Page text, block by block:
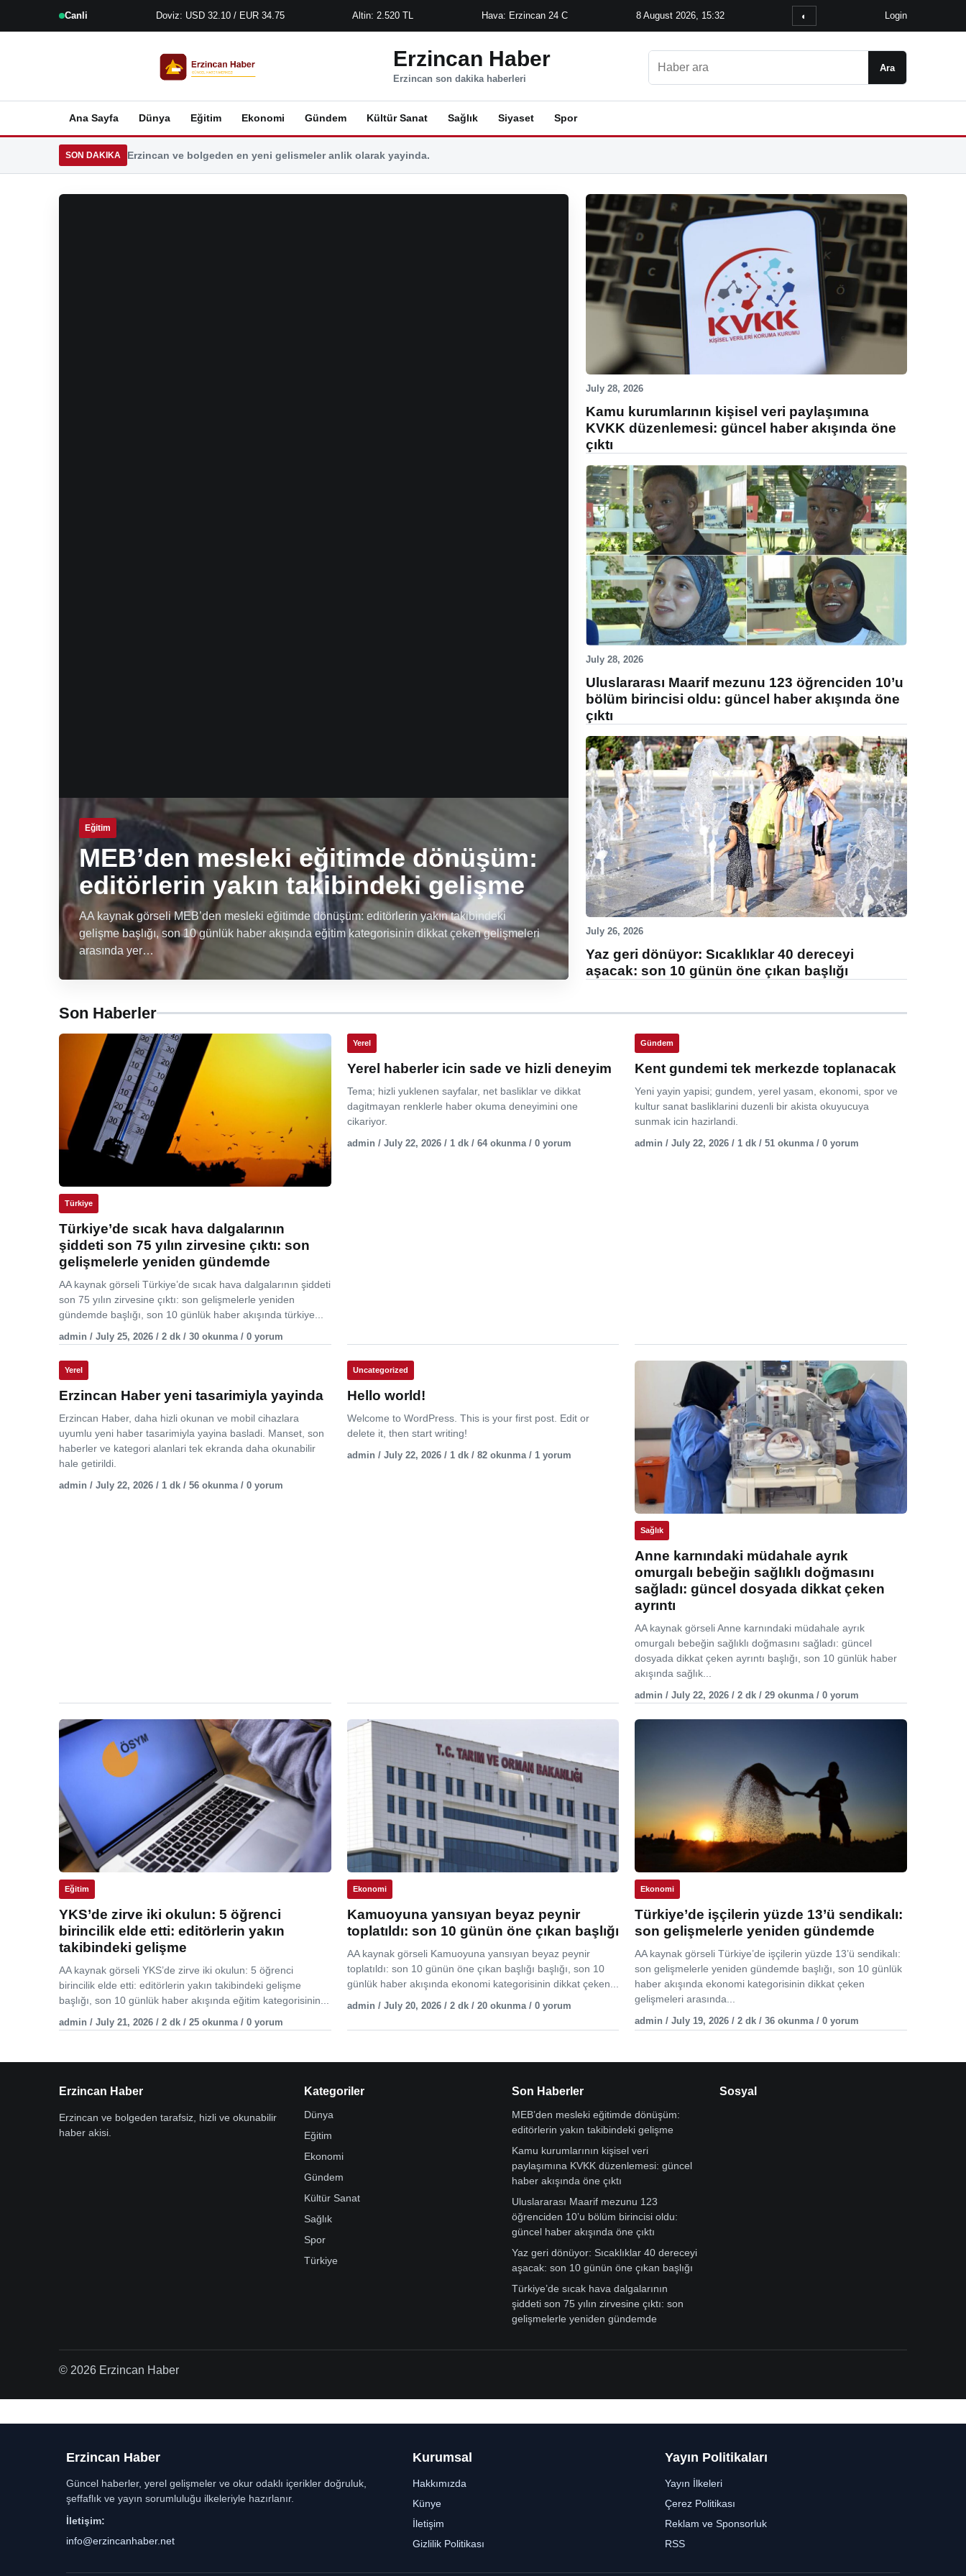
Canli Doviz: USD 32.10 / EUR 34.75 Altin: 2.520 TL Hava: Erzincan 24 C 8 August 2026, 15:32 ◐ Login
Erzincan Haber
Erzincan son dakika haberleri
Ara
Ana Sayfa Dünya Eğitim Ekonomi Gündem Kültür Sanat Sağlık Siyaset Spor
SON DAKIKA Erzincan ve bolgeden en yeni gelismeler anlik olarak yayinda.
Eğitim
MEB’den mesleki eğitimde dönüşüm:
editörlerin yakın takibindeki gelişme
AA kaynak görseli MEB’den mesleki eğitimde dönüşüm: editörlerin yakın takibindeki
gelişme başlığı, son 10 günlük haber akışında eğitim kategorisinin dikkat çeken gelişmeleri
arasında yer…
July 28, 2026
Kamu kurumlarının kişisel veri paylaşımına
KVKK düzenlemesi: güncel haber akışında öne
çıktı
July 28, 2026
Uluslararası Maarif mezunu 123 öğrenciden 10’u
bölüm birincisi oldu: güncel haber akışında öne
çıktı
July 26, 2026
Yaz geri dönüyor: Sıcaklıklar 40 dereceyi
aşacak: son 10 günün öne çıkan başlığı
Son Haberler
Türkiye
Türkiye’de sıcak hava dalgalarının
şiddeti son 75 yılın zirvesine çıktı: son
gelişmelerle yeniden gündemde
AA kaynak görseli Türkiye’de sıcak hava dalgalarının şiddeti
son 75 yılın zirvesine çıktı: son gelişmelerle yeniden
gündemde başlığı, son 10 günlük haber akışında türkiye...
admin / July 25, 2026 / 2 dk / 30 okunma / 0 yorum
Yerel
Yerel haberler icin sade ve hizli deneyim
Tema; hizli yuklenen sayfalar, net basliklar ve dikkat
dagitmayan renklerle haber okuma deneyimini one
cikariyor.
admin / July 22, 2026 / 1 dk / 64 okunma / 0 yorum
Gündem
Kent gundemi tek merkezde toplanacak
Yeni yayin yapisi; gundem, yerel yasam, ekonomi, spor ve
kultur sanat basliklarini duzenli bir akista okuyucuya
sunmak icin hazirlandi.
admin / July 22, 2026 / 1 dk / 51 okunma / 0 yorum
Yerel
Erzincan Haber yeni tasarimiyla yayinda
Erzincan Haber, daha hizli okunan ve mobil cihazlara
uyumlu yeni haber tasarimiyla yayina basladi. Manset, son
haberler ve kategori alanlari tek ekranda daha okunabilir
hale getirildi.
admin / July 22, 2026 / 1 dk / 56 okunma / 0 yorum
Uncategorized
Hello world!
Welcome to WordPress. This is your first post. Edit or
delete it, then start writing!
admin / July 22, 2026 / 1 dk / 82 okunma / 1 yorum
Sağlık
Anne karnındaki müdahale ayrık
omurgalı bebeğin sağlıklı doğmasını
sağladı: güncel dosyada dikkat çeken
ayrıntı
AA kaynak görseli Anne karnındaki müdahale ayrık
omurgalı bebeğin sağlıklı doğmasını sağladı: güncel
dosyada dikkat çeken ayrıntı başlığı, son 10 günlük haber
akışında sağlık...
admin / July 22, 2026 / 2 dk / 29 okunma / 0 yorum
Eğitim
YKS’de zirve iki okulun: 5 öğrenci
birincilik elde etti: editörlerin yakın
takibindeki gelişme
AA kaynak görseli YKS’de zirve iki okulun: 5 öğrenci
birincilik elde etti: editörlerin yakın takibindeki gelişme
başlığı, son 10 günlük haber akışında eğitim kategorisinin...
admin / July 21, 2026 / 2 dk / 25 okunma / 0 yorum
Ekonomi
Kamuoyuna yansıyan beyaz peynir
toplatıldı: son 10 günün öne çıkan başlığı
AA kaynak görseli Kamuoyuna yansıyan beyaz peynir
toplatıldı: son 10 günün öne çıkan başlığı başlığı, son 10
günlük haber akışında ekonomi kategorisinin dikkat çeken...
admin / July 20, 2026 / 2 dk / 20 okunma / 0 yorum
Ekonomi
Türkiye’de işçilerin yüzde 13’ü sendikalı:
son gelişmelerle yeniden gündemde
AA kaynak görseli Türkiye’de işçilerin yüzde 13’ü sendikalı:
son gelişmelerle yeniden gündemde başlığı, son 10 günlük
haber akışında ekonomi kategorisinin dikkat çeken
gelişmeleri arasında...
admin / July 19, 2026 / 2 dk / 36 okunma / 0 yorum
Erzincan Haber
Erzincan ve bolgeden tarafsiz, hizli ve okunabilir
haber akisi.
Kategoriler
Dünya
Eğitim
Ekonomi
Gündem
Kültür Sanat
Sağlık
Spor
Türkiye
Son Haberler
MEB’den mesleki eğitimde dönüşüm:
editörlerin yakın takibindeki gelişme
Kamu kurumlarının kişisel veri
paylaşımına KVKK düzenlemesi: güncel
haber akışında öne çıktı
Uluslararası Maarif mezunu 123
öğrenciden 10’u bölüm birincisi oldu:
güncel haber akışında öne çıktı
Yaz geri dönüyor: Sıcaklıklar 40 dereceyi
aşacak: son 10 günün öne çıkan başlığı
Türkiye’de sıcak hava dalgalarının
şiddeti son 75 yılın zirvesine çıktı: son
gelişmelerle yeniden gündemde
Sosyal
© 2026 Erzincan Haber
Erzincan Haber
Güncel haberler, yerel gelişmeler ve okur odaklı içerikler doğruluk,
şeffaflık ve yayın sorumluluğu ilkeleriyle hazırlanır.
İletişim:
info@erzincanhaber.net
Kurumsal
Hakkımızda
Künye
İletişim
Gizlilik Politikası
Yayın Politikaları
Yayın İlkeleri
Çerez Politikası
Reklam ve Sponsorluk
RSS